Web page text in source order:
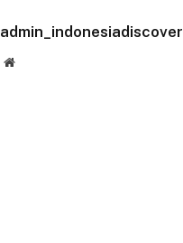
admin_indonesiadiscover
Website